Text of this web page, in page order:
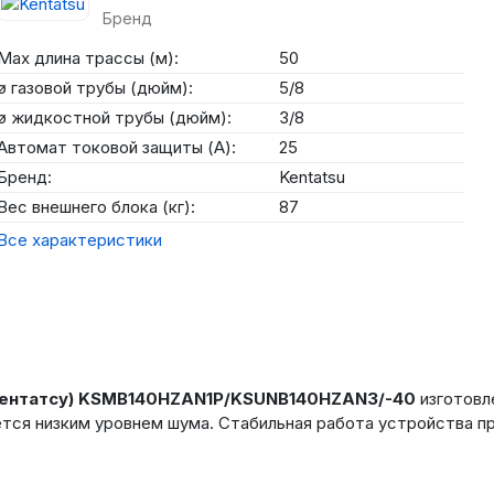
Бренд
длина трассы (м):
50
газовой трубы (дюйм):
5/8
жидкостной трубы (дюйм):
3/8
токовой защиты (А):
25
Kentatsu
внешнего блока (кг):
87
характеристики
KSMB140HZAN1P/KSUNB140HZAN3/-40
низким уровнем шума. Стабильная работа устройства